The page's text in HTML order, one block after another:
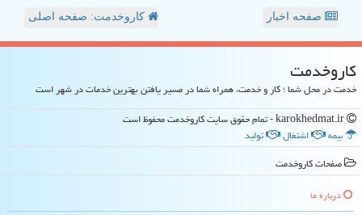
صفحه اخبار کاروخدمت: صفحه اصلی
كاروخدمت
خدمت در محل شما ؛ کار و خدمت، همراه شما در مسیر یافتن بهترین خدمات در شهر است
بیمه
اشتغال
تولید
صفحات كاروخدمت
درباره ما